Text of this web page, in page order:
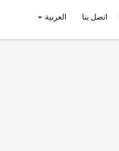
اتصل بنا العربية